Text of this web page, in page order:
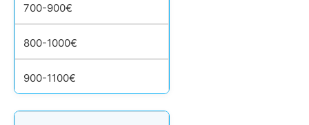
700-900€
800-1000€
900-1100€